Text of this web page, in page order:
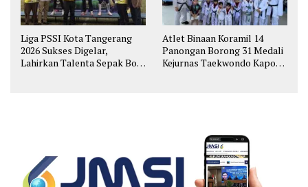
Liga PSSI Kota Tangerang
2026 Sukses Digelar,
Lahirkan Talenta Sepak Bola
Atlet Binaan Koramil 14
Panongan Borong 31 Medali
Kejurnas Taekwondo Kapolri